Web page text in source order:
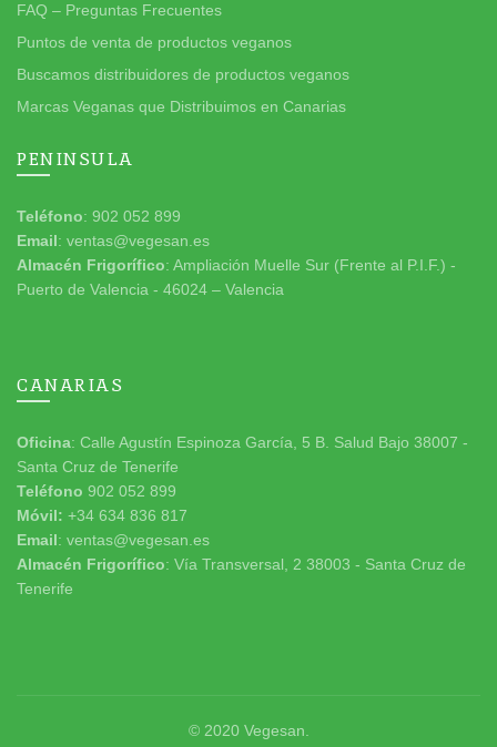
FAQ – Preguntas Frecuentes
Puntos de venta de productos veganos
Buscamos distribuidores de productos veganos
Marcas Veganas que Distribuimos en Canarias
PENINSULA
Teléfono: 902 052 899
Email: ventas@vegesan.es
Almacén Frigorífico: Ampliación Muelle Sur (Frente al P.I.F.) -
Puerto de Valencia - 46024 – Valencia
CANARIAS
Oficina: Calle Agustín Espinoza García, 5 B. Salud Bajo 38007 -
Santa Cruz de Tenerife
Teléfono 902 052 899
Móvil: +34 634 836 817
Email: ventas@vegesan.es
Almacén Frigorífico: Vía Transversal, 2 38003 - Santa Cruz de
Tenerife
© 2020 Vegesan